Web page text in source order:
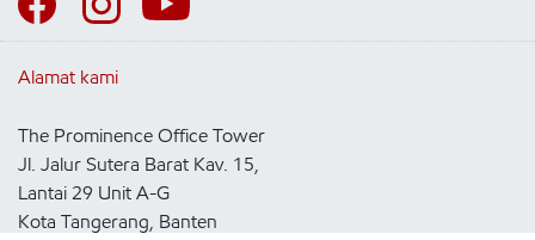
Alamat kami
The Prominence Office Tower
Jl. Jalur Sutera Barat Kav. 15,
Lantai 29 Unit A-G
Kota Tangerang, Banten